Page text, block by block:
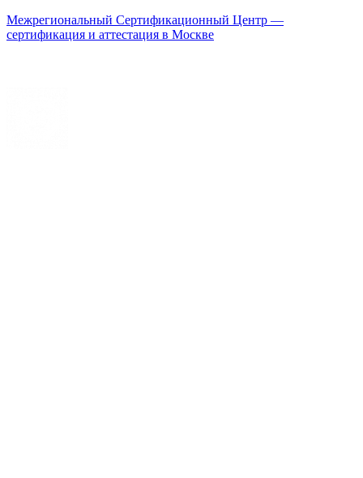
Межрегиональный Сертификационный Центр —
сертификация и аттестация в Москве